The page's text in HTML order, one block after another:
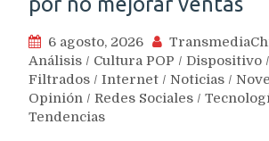
6 agosto, 2026
Análisis / Cultura POP / Dispositivo /
Filtrados / Internet / Noticias /
Opinión / Redes Sociales /
Tendencias